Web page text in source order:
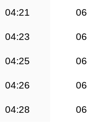
04:21
04:23
04:25
04:26
04:28